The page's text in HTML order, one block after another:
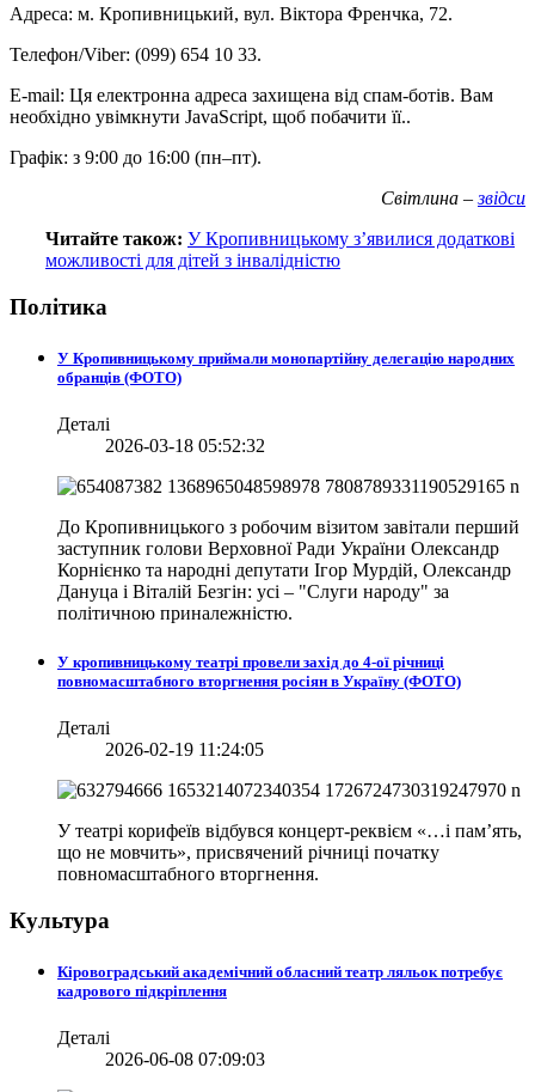
Адреса: м. Кропивницький, вул. Віктора Френчка, 72.
Телефон/Viber: (099) 654 10 33.
E-mail: Ця електронна адреса захищена від спам-ботів. Вам
необхідно увімкнути JavaScript, щоб побачити її..
Графік: з 9:00 до 16:00 (пн–пт).
Світлина –звідси
Читайте також: У Кропивницькому з’явилися додаткові
можливості для дітей з інвалідністю
Політика
У Кропивницькому приймали монопартійну делегацію народних
обранців (ФОТО)
Деталі
2026-03-18 05:52:32
До Кропивницького з робочим візитом завітали перший
заступник голови Верховної Ради України Олександр
Корнієнко та народні депутати Ігор Мурдій, Олександр
Дануца і Віталій Безгін: усі – "Слуги народу" за
політичною приналежністю.
У кропивницькому театрі провели захід до 4-ої річниці
повномасштабного вторгнення росіян в Україну (ФОТО)
Деталі
2026-02-19 11:24:05
У театрі корифеїв відбувся концерт-реквієм «…і пам’ять,
що не мовчить», присвячений річниці початку
повномасштабного вторгнення.
Культура
Кіровоградський академічний обласний театр ляльок потребує
кадрового підкріплення
Деталі
2026-06-08 07:09:03